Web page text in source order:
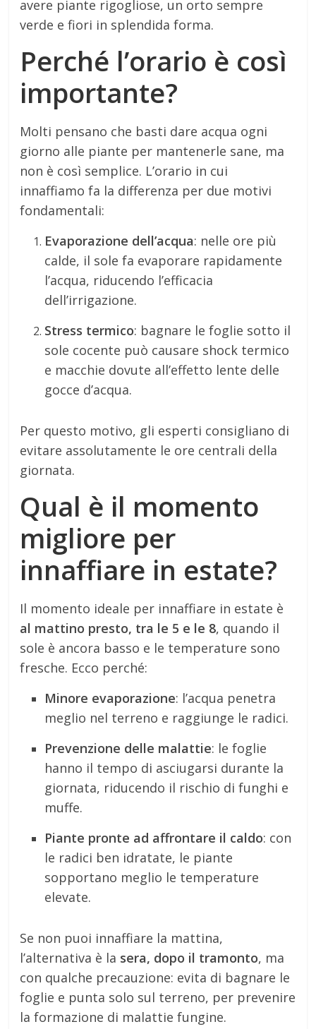
avere piante rigogliose, un orto sempre
verde e fiori in splendida forma.
Perché l’orario è così
importante?
Molti pensano che basti dare acqua ogni
giorno alle piante per mantenerle sane, ma
non è così semplice. L’orario in cui
innaffiamo fa la differenza per due motivi
fondamentali:
Evaporazione dell’acqua: nelle ore più
calde, il sole fa evaporare rapidamente
l’acqua, riducendo l’efficacia
dell’irrigazione.
Stress termico: bagnare le foglie sotto il
sole cocente può causare shock termico
e macchie dovute all’effetto lente delle
gocce d’acqua.
Per questo motivo, gli esperti consigliano di
evitare assolutamente le ore centrali della
giornata.
Qual è il momento
migliore per
innaffiare in estate?
Il momento ideale per innaffiare in estate è
al mattino presto, tra le 5 e le 8, quando il
sole è ancora basso e le temperature sono
fresche. Ecco perché:
Minore evaporazione: l’acqua penetra
meglio nel terreno e raggiunge le radici.
Prevenzione delle malattie: le foglie
hanno il tempo di asciugarsi durante la
giornata, riducendo il rischio di funghi e
muffe.
Piante pronte ad affrontare il caldo: con
le radici ben idratate, le piante
sopportano meglio le temperature
elevate.
Se non puoi innaffiare la mattina,
l’alternativa è la sera, dopo il tramonto, ma
con qualche precauzione: evita di bagnare le
foglie e punta solo sul terreno, per prevenire
la formazione di malattie fungine.